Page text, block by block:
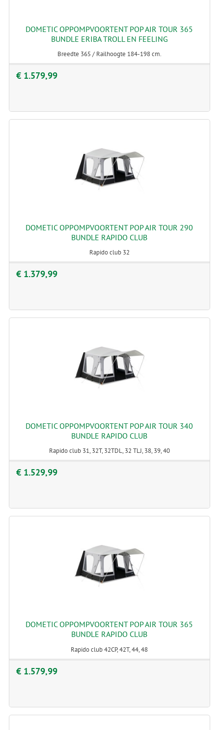
DOMETIC OPPOMPVOORTENT POP AIR TOUR 365
BUNDLE ERIBA TROLL EN FEELING
Breedte 365 / Railhoogte 184-198 cm.
€ 1.579,99
DOMETIC OPPOMPVOORTENT POP AIR TOUR 290
BUNDLE RAPIDO CLUB
Rapido club 32
€ 1.379,99
DOMETIC OPPOMPVOORTENT POP AIR TOUR 340
BUNDLE RAPIDO CLUB
Rapido club 31, 32T, 32TDL, 32 TLJ, 38, 39, 40
€ 1.529,99
DOMETIC OPPOMPVOORTENT POP AIR TOUR 365
BUNDLE RAPIDO CLUB
Rapido club 42CP, 42T, 44, 48
€ 1.579,99